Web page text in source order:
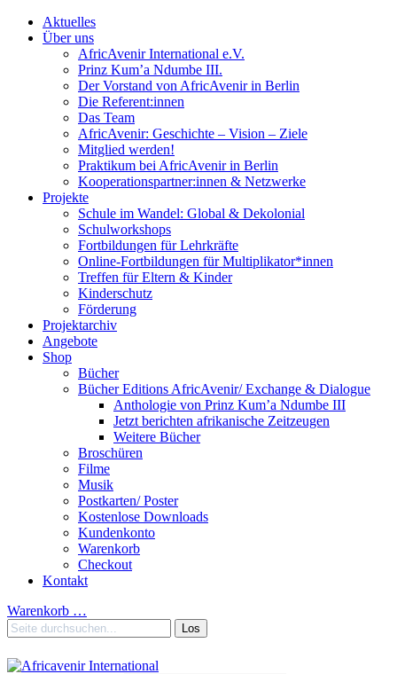
Aktuelles
Über uns
AfricAvenir International e.V.
Prinz Kum’a Ndumbe III.
Der Vorstand von AfricAvenir in Berlin
Die Referent:innen
Das Team
AfricAvenir: Geschichte – Vision – Ziele
Mitglied werden!
Praktikum bei AfricAvenir in Berlin
Kooperationspartner:innen & Netzwerke
Projekte
Schule im Wandel: Global & Dekolonial
Schulworkshops
Fortbildungen für Lehrkräfte
Online-Fortbildungen für Multiplikator*innen
Treffen für Eltern & Kinder
Kinderschutz
Förderung
Projektarchiv
Angebote
Shop
Bücher
Bücher Editions AfricAvenir/ Exchange & Dialogue
Anthologie von Prinz Kum’a Ndumbe III
Jetzt berichten afrikanische Zeitzeugen
Weitere Bücher
Broschüren
Filme
Musik
Postkarten/ Poster
Kostenlose Downloads
Kundenkonto
Warenkorb
Checkout
Kontakt
Warenkorb …